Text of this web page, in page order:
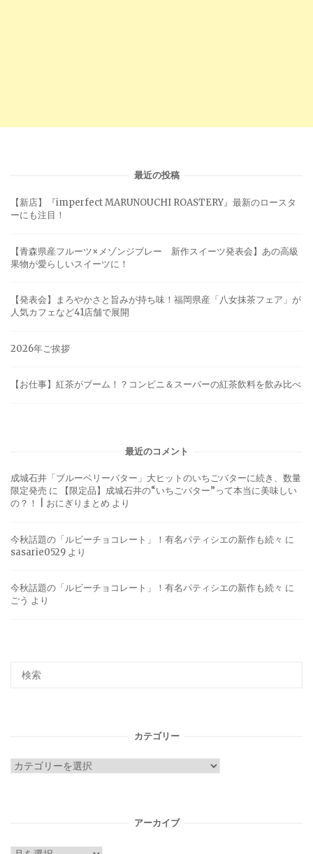
最近の投稿
【新店】『imperfect MARUNOUCHI ROASTERY』最新のロースタ
ーにも注目！
【青森県産フルーツ×メゾンジブレー 新作スイーツ発表会】あの高級
果物が愛らしいスイーツに！
【発表会】まろやかさと旨みが持ち味！福岡県産「八女抹茶フェア」が
人気カフェなど41店舗で展開
2026年ご挨拶
【お仕事】紅茶がブーム！？コンビニ＆スーパーの紅茶飲料を飲み比べ
最近のコメント
成城石井「ブルーベリーバター」大ヒットのいちごバターに続き、数量
限定発売 に
【限定品】成城石井の“いちごバター”って本当に美味しい
の？！ | おにぎりまとめ より
今秋話題の「ルビーチョコレート」！有名パティシエの新作も続々 に
sasarie0529 より
今秋話題の「ルビーチョコレート」！有名パティシエの新作も続々 に
ごう より
カテゴリー
カ
アーカイブ